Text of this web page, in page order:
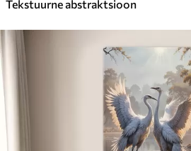
Tekstuurne abstraktsioon